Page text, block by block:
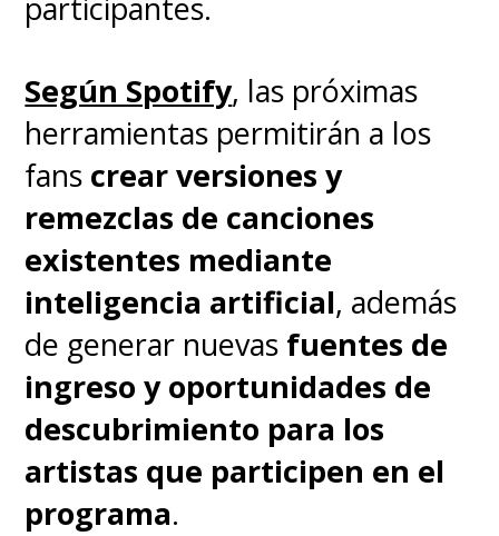
participantes.
Según Spotify, las próximas
herramientas permitirán a los
fans crear versiones y
remezclas de canciones
existentes mediante
inteligencia artificial, además
de generar nuevas fuentes de
ingreso y oportunidades de
descubrimiento para los
artistas que participen en el
programa.